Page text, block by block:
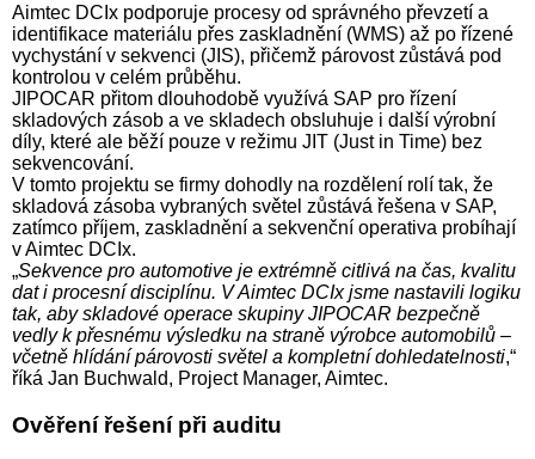
Aimtec DCIx podporuje procesy od správného převzetí a
identifikace materiálu přes zaskladnění (WMS) až po řízené
vychystání v sekvenci (JIS), přičemž párovost zůstává pod
kontrolou v celém průběhu.
JIPOCAR přitom dlouhodobě využívá SAP pro řízení
skladových zásob a ve skladech obsluhuje i další výrobní
díly, které ale běží pouze v režimu JIT (Just in Time) bez
sekvencování.
V tomto projektu se firmy dohodly na rozdělení rolí tak, že
skladová zásoba vybraných světel zůstává řešena v SAP,
zatímco příjem, zaskladnění a sekvenční operativa probíhají
v Aimtec DCIx.
„Sekvence pro automotive je extrémně citlivá na čas, kvalitu
dat i procesní disciplínu. V Aimtec DCIx jsme nastavili logiku
tak, aby skladové operace skupiny JIPOCAR bezpečně
vedly k přesnému výsledku na straně výrobce automobilů –
včetně hlídání párovosti světel a kompletní dohledatelnosti,“
říká Jan Buchwald, Project Manager, Aimtec.
Ověření řešení při auditu